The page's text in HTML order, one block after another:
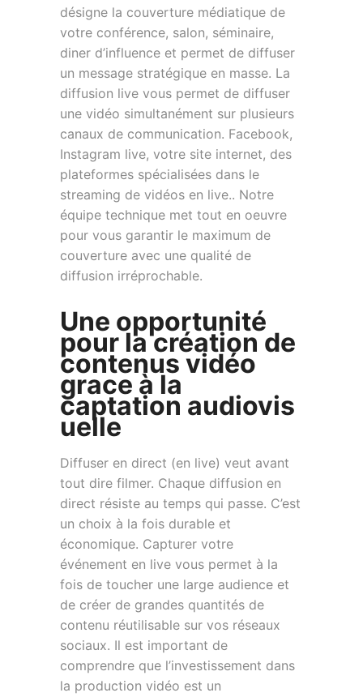
désigne la couverture médiatique de
votre conférence, salon, séminaire,
diner d’influence et permet de diffuser
un message stratégique en masse. La
diffusion live vous permet de diffuser
une vidéo simultanément sur plusieurs
canaux de communication. Facebook,
Instagram live, votre site internet, des
plateformes spécialisées dans le
streaming de vidéos en live.. Notre
équipe technique met tout en oeuvre
pour vous garantir le maximum de
couverture avec une qualité de
diffusion irréprochable.
Une opportunité
pour la création de
contenus vidéo
grace à la
captation audiovis
uelle
Diffuser en direct (en live) veut avant
tout dire filmer. Chaque diffusion en
direct résiste au temps qui passe. C’est
un choix à la fois durable et
économique. Capturer votre
événement en live vous permet à la
fois de toucher une large audience et
de créer de grandes quantités de
contenu réutilisable sur vos réseaux
sociaux. Il est important de
comprendre que l’investissement dans
la production vidéo est un